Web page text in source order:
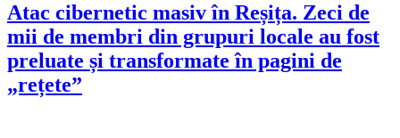
Atac cibernetic masiv în Reșița. Zeci de
mii de membri din grupuri locale au fost
preluate și transformate în pagini de
„rețete”